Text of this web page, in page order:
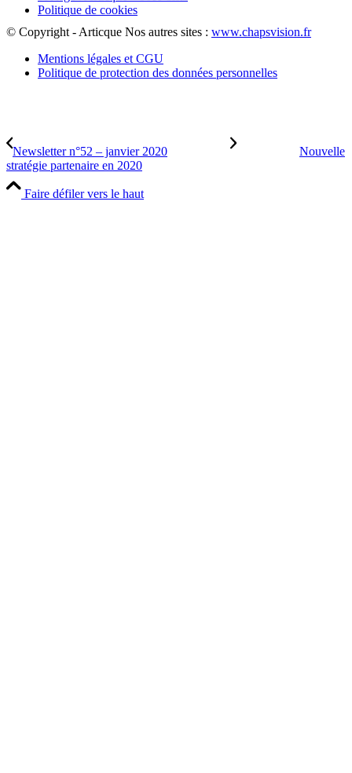
Politique de cookies
© Copyright - Articque Nos autres sites : www.chapsvision.fr
Mentions légales et CGU
Politique de protection des données personnelles
Newsletter n°52 – janvier 2020
Nouvelle
stratégie partenaire en 2020
Faire défiler vers le haut